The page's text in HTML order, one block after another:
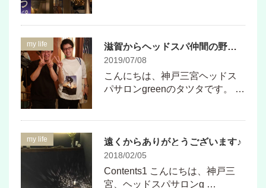
my life 滋賀からヘッドスパ仲間の野間さんと交流会♪
2019/07/08
こんにちは、神戸三宮ヘッドス
パサロンgreenのタツタです。 …
my life 遠くからありがとうございます♪
2018/02/05
Contents1 こんにちは、神戸三
宮、ヘッドスパサロンg …